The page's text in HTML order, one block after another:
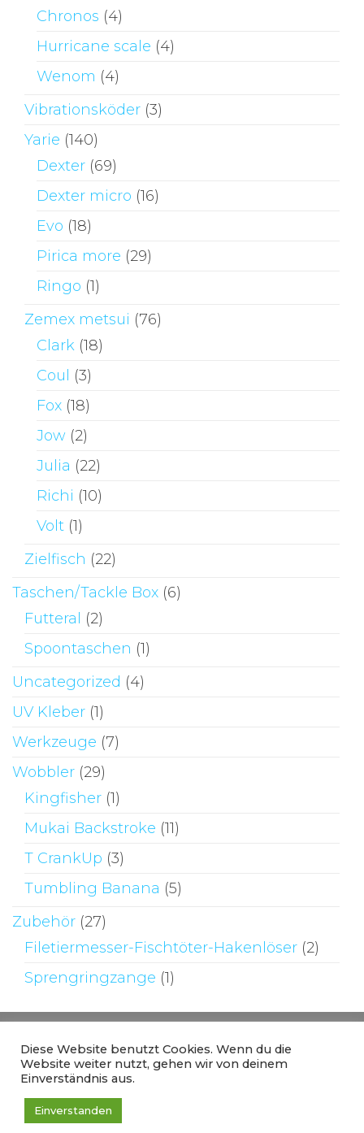
Chronos (4)
Hurricane scale (4)
Wenom (4)
Vibrationsköder (3)
Yarie (140)
Dexter (69)
Dexter micro (16)
Evo (18)
Pirica more (29)
Ringo (1)
Zemex metsui (76)
Clark (18)
Coul
(3)
Fox (18)
Jow (2)
Julia (22)
Richi (10)
Volt (1)
Zielfisch (22)
Taschen/Tackle Box (6)
Futteral
(2)
Spoontaschen (1)
Uncategorized (4)
UV Kleber (1)
Werkzeuge (7)
Wobbler (29)
Kingfisher (1)
Mukai Backstroke (11)
T CrankUp (3)
Tumbling Banana (5)
Zubehör (27)
Filetiermesser-Fischtöter-Hakenlöser (2)
Sprengringzange (1)
Stolz präsentiert von
Envo Online Store
Diese Website benutzt Cookies. Wenn du die
Website weiter nutzt, gehen wir von deinem
Einverständnis aus.
Einverstanden